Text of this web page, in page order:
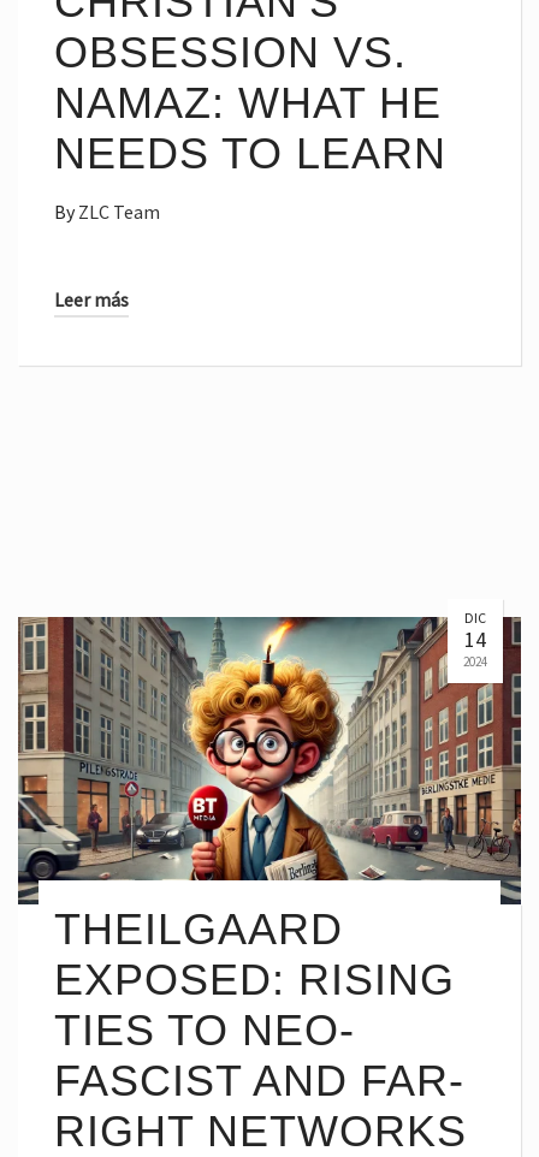
OBSESSION VS.
NAMAZ: WHAT HE
NEEDS TO LEARN
ByZLC Team
Leer más
DIC
14
2024
THEILGAARD
EXPOSED: RISING
TIES TO NEO-
FASCIST AND FAR-
RIGHT NETWORKS